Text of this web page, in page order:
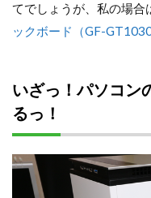
てでしょうが、私の場
ックボード（GF-GT1030
いざっ！パソコン
るっ！